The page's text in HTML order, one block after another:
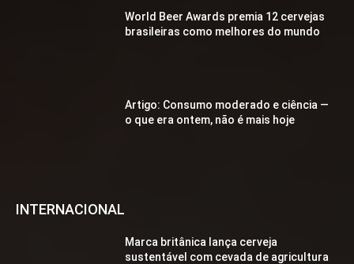
World Beer Awards premia 12 cervejas
brasileiras como melhores do mundo
Artigo: Consumo moderado e ciência —
o que era ontem, não é mais hoje
INTERNACIONAL
Marca britânica lança cerveja
sustentável com cevada de agricultura